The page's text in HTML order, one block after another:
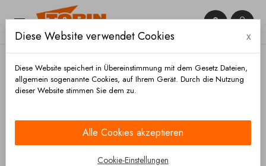
 

Diese Website verwendet Cookies x
Diese Website speichert in Übereinstimmung mit dem Gesetz Dateien,
allgemein sogenannte Cookies, auf Ihrem Gerät. Durch die Nutzung
dieser Website stimmen Sie dem zu.
Alle Cookies akzeptieren
Cookie-Einstellungen